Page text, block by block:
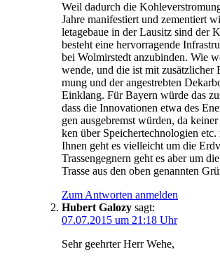
Weil dadurch die
Jah­re mani­fes­tiert und zemen­tiert
le­ta­ge­baue in der Lau­sitz sind der
besteht eine her­vor­ra­gen­de
bei Wol­mir­stedt anzu­bin­den. Wie
wen­de, und die ist mit
mung und der ange­streb­ten
Ein­klang. Für Bay­ern wür­de das
dass die Inno­va­tio­nen etwa des
gen aus­ge­bremst wür­den, da
ken über Spei­cher­tech­no­lo­gien
Ihnen geht es viel­leicht um die
Tras­sen­geg­nern geht es aber um
Tras­se aus den oben genann­ten
Zum Antworten anmelden
Hubert Galozy sagt:
07.07.2015 um 21:18 Uhr
Sehr geehr­ter Herr Wehe,